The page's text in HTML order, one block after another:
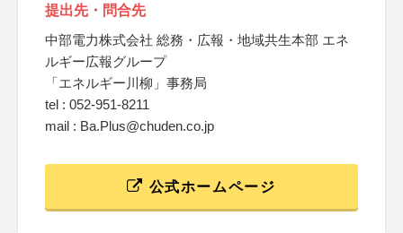
提出先・問合先
中部電力株式会社 総務・広報・地域共生本部 エネ
ルギー広報グループ
「エネルギー川柳」事務局
tel : 052-951-8211
mail : Ba.Plus@chuden.co.jp
公式ホームページ